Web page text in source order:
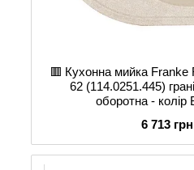
🟥 Кухонна мийка Franke
62 (114.0251.445)
оборотна - колір
6 713 грн